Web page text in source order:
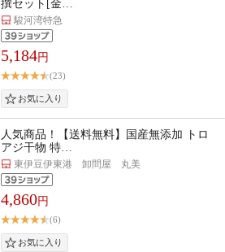
撰セット[金…
駿河湾特急
5,184円
(23)
人気商品！【送料無料】国産無添加 トロ
アジ干物 特…
東伊豆伊東港 卸問屋 丸美
4,860円
(6)